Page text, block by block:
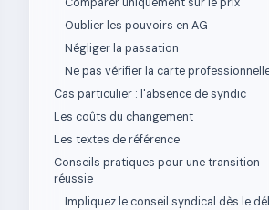
Oublier les pouvoirs en AG
Négliger la passation
Ne pas vérifier la carte
Cas particulier : l'absence de syndic
Les coûts du changement
Les textes de référence
Conseils pratiques pour une transition
réussie
Impliquez le conseil syndical dès le